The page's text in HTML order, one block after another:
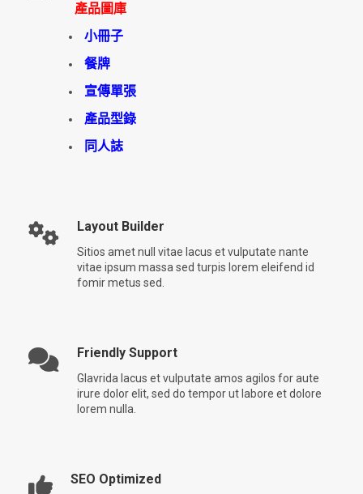
產品圖庫
小冊子
餐牌
宣傳單張
產品型錄
同人誌
Layout Builder
Sitios amet null vitae lacus et vulputate nante
vitae ipsum massa sed turpis lorem eleifend id
fomir metus sed.
Friendly Support
Glavrida lacus et vulputate amos agilos for aute
irure dolor elit, sed do tempor ut labore et dolore
lorem nulla.
SEO Optimized